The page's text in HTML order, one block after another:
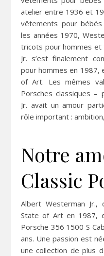
atelier entre 1936 et
vêtements pour
les années 1970,
tricots pour hommes et
Jr. s’est finalement
pour hommes en 1987,
of Art. Les mêmes
Porsches classiques –
Jr. avait un amour
rôle important :
Notre
Classic
Albert Westerman
State of Art en 1987,
Porsche 356 1500 S
ans. Une passion est
une collection de plus